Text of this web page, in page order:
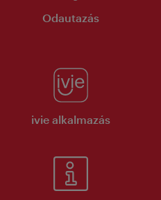
Odautazás
ivie alkalmazás